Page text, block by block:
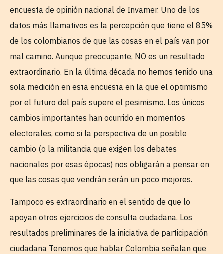
encuesta de opinión nacional de Invamer. Uno de los
datos más llamativos es la percepción que tiene el 85%
de los colombianos de que las cosas en el país van por
mal camino. Aunque preocupante, NO es un resultado
extraordinario. En la última década no hemos tenido una
sola medición en esta encuesta en la que el optimismo
por el futuro del país supere el pesimismo. Los únicos
cambios importantes han ocurrido en momentos
electorales, como si la perspectiva de un posible
cambio (o la militancia que exigen los debates
nacionales por esas épocas) nos obligarán a pensar en
que las cosas que vendrán serán un poco mejores.
Tampoco es extraordinario en el sentido de que lo
apoyan otros ejercicios de consulta ciudadana. Los
resultados preliminares de la iniciativa de participación
ciudadana Tenemos que hablar Colombia señalan que